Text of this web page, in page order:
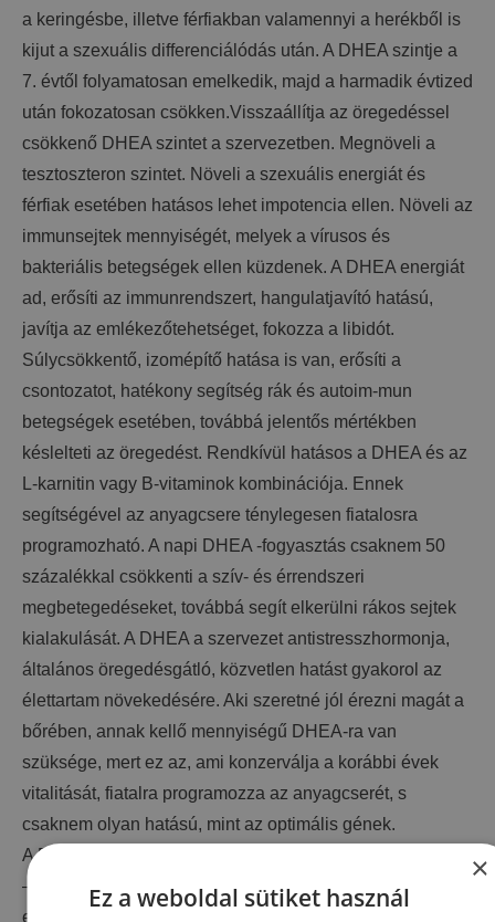
a keringésbe, illetve férfiakban valamennyi a herékből is
kijut a szexuális differenciálódás után. A DHEA szintje a
7. évtől folyamatosan emelkedik, majd a harmadik évtized
után fokozatosan csökken.Visszaállítja az öregedéssel
csökkenő DHEA szintet a szervezetben. Megnöveli a
tesztoszteron szintet. Növeli a szexuális energiát és
férfiak esetében hatásos lehet impotencia ellen. Növeli az
immunsejtek mennyiségét, melyek a vírusos és
bakteriális betegségek ellen küzdenek. A DHEA energiát
ad, erősíti az immunrendszert, hangulatjavító hatású,
javítja az emlékezőtehetséget, fokozza a libidót.
Súlycsökkentő, izomépítő hatása is van, erősíti a
csontozatot, hatékony segítség rák és autoim-mun
betegségek esetében, továbbá jelentős mértékben
késlelteti az öregedést. Rendkívül hatásos a DHEA és az
L-karnitin vagy B-vitaminok kombinációja. Ennek
segítségével az anyagcsere ténylegesen fiatalosra
programozható. A napi DHEA -fogyasztás csaknem 50
százalékkal csökkenti a szív- és érrendszeri
megbetegedéseket, továbbá segít elkerülni rákos sejtek
kialakulását. A DHEA a szervezet antistresszhormonja,
általános öregedésgátló, közvetlen hatást gyakorol az
élettartam növekedésére. Aki szeretné jól érezni magát a
bőrében, annak kellő mennyiségű DHEA-ra van
szüksége, mert ez az, ami konzerválja a korábbi évek
vitalitását, fiatalra programozza az anyagcserét, s
csaknem olyan hatású, mint az optimális gének.
A DHEA HATÁSAI:
– Növeli a szexuális teljesítőképességet, szexuális
energiát és férfiak esetében hatásos lehet impotencia
×
Ez a weboldal sütiket használ